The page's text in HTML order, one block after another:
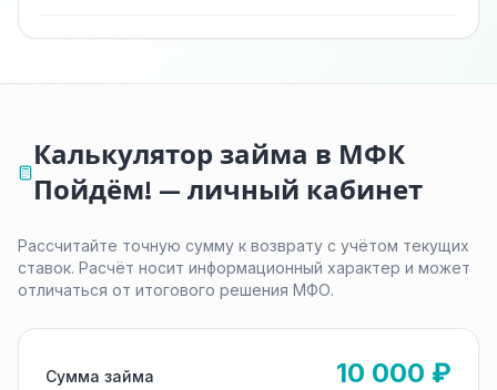
Калькулятор займа в МФК
Пойдём! — личный кабинет
Рассчитайте точную сумму к возврату с учётом текущих
ставок. Расчёт носит информационный характер и может
отличаться от итогового решения МФО.
Сумма займа 10 000 ₽